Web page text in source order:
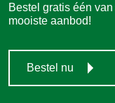
Bestel gratis één
mooiste aanbod!
Bestel nu